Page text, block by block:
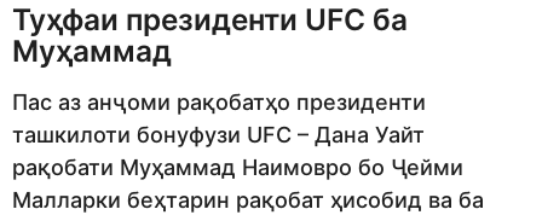
Туҳфаи президенти UFC ба
Муҳаммад
Пас аз анҷоми рақобатҳо президенти
ташкилоти бонуфузи UFC – Дана Уайт
рақобати Муҳаммад Наимовро бо Ҷейми
Малларки беҳтарин рақобат ҳисобид ва ба